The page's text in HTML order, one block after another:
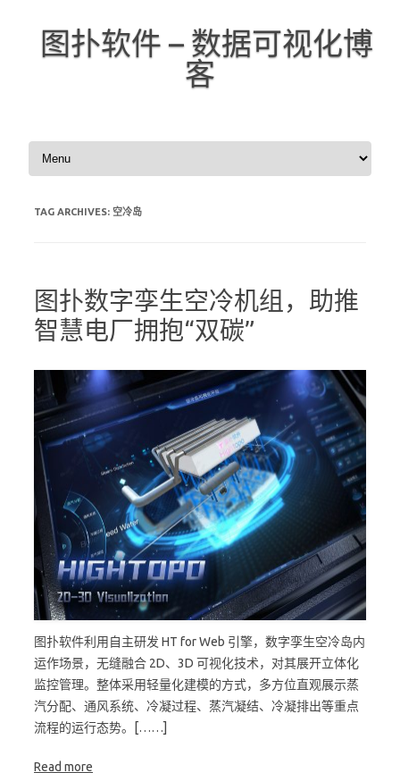
图扑软件 – 数据可视化博
客
Skip to content
TAG ARCHIVES: 空冷岛
图扑数字孪生空冷机组，助推
智慧电厂拥抱“双碳”
图扑软件利用自主研发 HT for Web 引擎，数字孪生空冷岛内
运作场景，无缝融合 2D、3D 可视化技术，对其展开立体化
监控管理。整体采用轻量化建模的方式，多方位直观展示蒸
汽分配、通风系统、冷凝过程、蒸汽凝结、冷凝排出等重点
流程的运行态势。[……]
Read more